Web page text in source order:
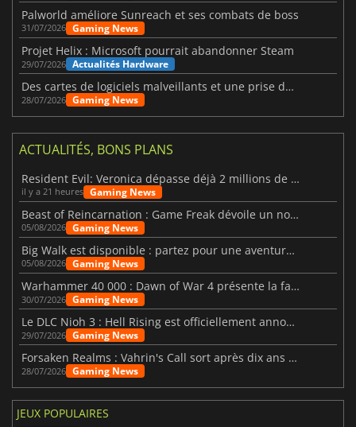
Palworld améliore Sunreach et ses combats de boss
31/07/2026 Gaming News
Projet Helix : Microsoft pourrait abandonner Steam
29/07/2026 Actualités Hardware
Des cartes de logiciels malveillants et une prise de contrôle de Discord ont touché Meccha Chameleon
28/07/2026 Gaming News
ACTUALITÉS, BONS PLANS
Resident Evil: Veronica dépasse déjà 2 millions de wishlists
il y a 21 heures Gaming News
Beast of Reincarnation : Game Freak dévoile un nouveau pari
05/08/2026 Gaming News
Big Walk est disponible : partez pour une aventure entre amis
05/08/2026 Gaming News
Warhammer 40 000 : Dawn of War 4 présente la faction des Nécrons
30/07/2026 Gaming News
Le DLC Nioh 3 : Hell Rising est officiellement annoncé
29/07/2026 Gaming News
Forsaken Realms : Vahrin's Call sort après dix ans de développement
28/07/2026 Gaming News
JEUX POPULAIRES